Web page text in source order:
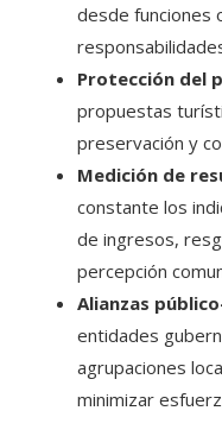
desde funciones
Protección del
propuestas
preservación y
Medición de
constante los
de ingresos,
percepción
Alianzas
entidades
agrupaciones
minimizar